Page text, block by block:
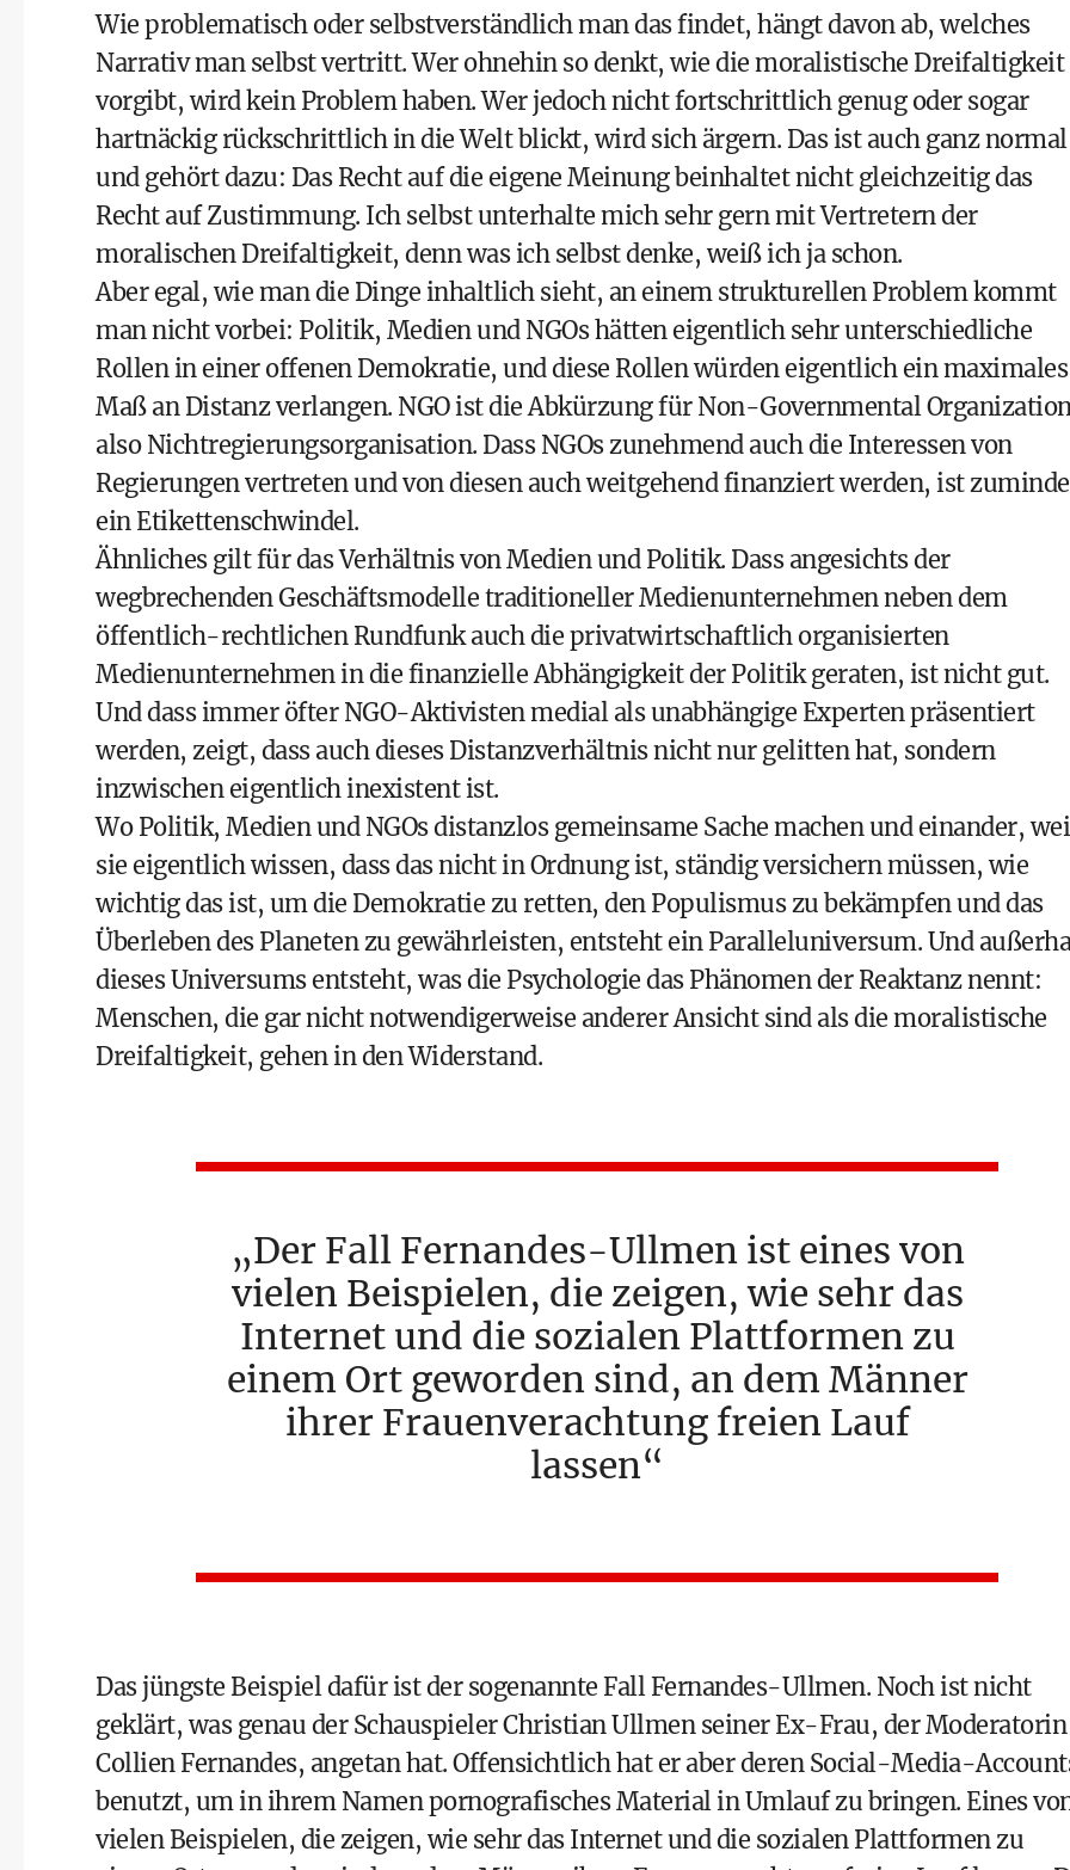
Wie problematisch oder selbstverständlich man das findet, hängt davon ab, welches
Narrativ man selbst vertritt. Wer ohnehin so denkt, wie die moralistische Dreifaltigkeit
vorgibt, wird kein Problem haben. Wer jedoch nicht fortschrittlich genug oder sogar
hartnäckig rückschrittlich in die Welt blickt, wird sich ärgern. Das ist auch ganz normal
und gehört dazu: Das Recht auf die eigene Meinung beinhaltet nicht gleichzeitig das
Recht auf Zustimmung. Ich selbst unterhalte mich sehr gern mit Vertretern der
moralischen Dreifaltigkeit, denn was ich selbst denke, weiß ich ja schon.
Aber egal, wie man die Dinge inhaltlich sieht, an einem strukturellen Problem kommt
man nicht vorbei: Politik, Medien und NGOs hätten eigentlich sehr unterschiedliche
Rollen in einer offenen Demokratie, und diese Rollen würden eigentlich ein maximales
Maß an Distanz verlangen. NGO ist die Abkürzung für Non-Governmental
also Nichtregierungsorganisation. Dass NGOs zunehmend auch die Interessen von
Regierungen vertreten und von diesen auch weitgehend finanziert werden, ist
ein Etikettenschwindel.
Ähnliches gilt für das Verhältnis von Medien und Politik. Dass angesichts der
wegbrechenden Geschäftsmodelle traditioneller Medienunternehmen neben dem
öffentlich-rechtlichen Rundfunk auch die privatwirtschaftlich organisierten
Medienunternehmen in die finanzielle Abhängigkeit der Politik geraten, ist nicht gut.
Und dass immer öfter NGO-Aktivisten medial als unabhängige Experten präsentiert
werden, zeigt, dass auch dieses Distanzverhältnis nicht nur gelitten hat, sondern
inzwischen eigentlich inexistent ist.
Wo Politik, Medien und NGOs distanzlos gemeinsame Sache machen und einander,
sie eigentlich wissen, dass das nicht in Ordnung ist, ständig versichern müssen, wie
wichtig das ist, um die Demokratie zu retten, den Populismus zu bekämpfen und das
Überleben des Planeten zu gewährleisten, entsteht ein Paralleluniversum. Und
dieses Universums entsteht, was die Psychologie das Phänomen der Reaktanz nennt:
Menschen, die gar nicht notwendigerweise anderer Ansicht sind als die moralistische
Dreifaltigkeit, gehen in den Widerstand.
Der Fall Fernandes-Ullmen ist eines von
vielen Beispielen, die zeigen, wie sehr das
Internet und die sozialen Plattformen zu
einem Ort geworden sind, an dem Männer
ihrer Frauenverachtung freien Lauf
lassen
Das jüngste Beispiel dafür ist der sogenannte Fall Fernandes-Ullmen. Noch ist nicht
geklärt, was genau der Schauspieler Christian Ullmen seiner Ex-Frau, der Moderatorin
Collien Fernandes, angetan hat. Offensichtlich hat er aber deren Social-Media-
benutzt, um in ihrem Namen pornografisches Material in Umlauf zu bringen. Eines
vielen Beispielen, die zeigen, wie sehr das Internet und die sozialen Plattformen zu